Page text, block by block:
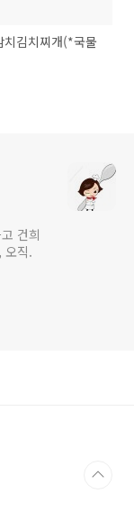
치김치찌개(*국물
건희
오직.